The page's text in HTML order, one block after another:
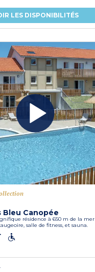
LES DISPONIBILITÉS
Bleu Canopée
résidence à 650 m de la mer
salle de fitness, et sauna.